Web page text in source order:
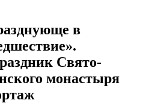
в
Свято-
монастыря